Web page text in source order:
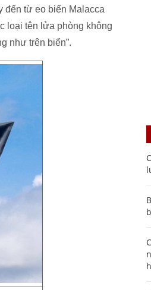
đến từ eo biển Malacca
loại tên lửa phòng không
như trên biển”.